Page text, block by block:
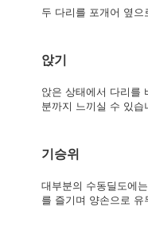
두 다리를 포개어 옆
앉기
앉은 상태에서 다리를
분까지 느끼실 수 있습
기승위
대부분의 수동딜도에
를 즐기며 양손으로